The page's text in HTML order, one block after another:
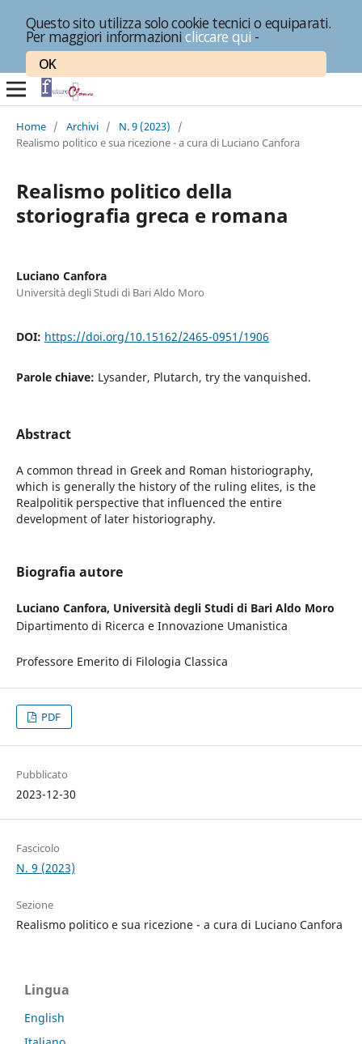
Questo sito utilizza solo cookie tecnici o equiparati.
Per maggiori informazionicliccare qui -
OK
Home / Archivi / N. 9 (2023)
/
Realismo politico e sua ricezione - a cura di Luciano Canfora
Realismo politico della
storiografia greca e romana
Luciano Canfora
Università degli Studi di Bari Aldo Moro
DOI: https://doi.org/10.15162/2465-0951/1906
Parole chiave: Lysander, Plutarch, try the vanquished.
Abstract
A common thread in Greek and Roman historiography,
which is generally the history of the ruling elites, is the
Realpolitik perspective that influenced the entire
development of later historiography.
Biografia autore
Luciano Canfora, Università degli Studi di Bari Aldo Moro
Dipartimento di Ricerca e Innovazione Umanistica
Professore Emerito di Filologia Classica
PDF
Pubblicato
2023-12-30
Fascicolo
N. 9 (2023)
Sezione
Realismo politico e sua ricezione - a cura di Luciano Canfora
Lingua
English